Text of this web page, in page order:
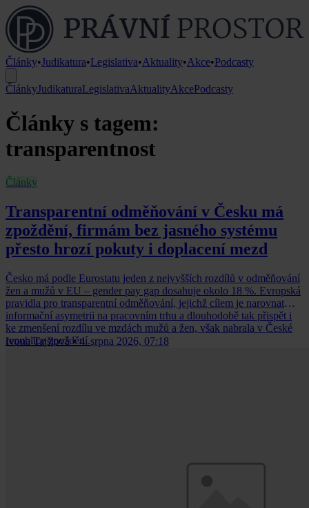
Články•Judikatura•Legislativa•Aktuality•Akce•Podcasty
ČlánkyJudikaturaLegislativaAktualityAkcePodcasty
Články s tagem:
transparentnost
Články
Transparentní odměňování v Česku má
zpoždění, firmám bez jasného systému
přesto hrozí pokuty i doplacení mezd
Česko má podle Eurostatu jeden z nejvyšších rozdílů v odměňování
žen a mužů v EU – gender pay gap dosahuje okolo 18 %. Evropská
pravidla pro transparentní odměňování, jejichž cílem je narovnat
informační asymetrii na pracovním trhu a dlouhodobě tak přispět i
ke zmenšení rozdílu ve mzdách mužů a žen, však nabrala v České
republice zpoždění.
Ivona Tajšlová • 4. srpna 2026, 07:18